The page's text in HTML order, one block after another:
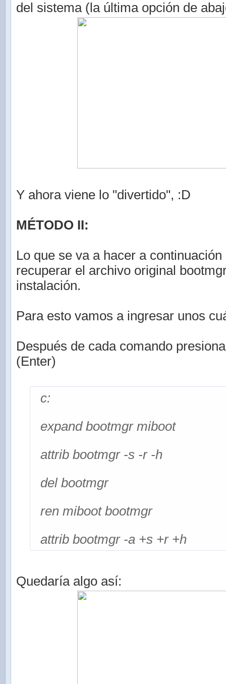
del sistema (la última opción de
Y ahora viene lo "divertido", :D
MÉTODO II:
Lo que se va a hacer a
recuperar el archivo original
instalación.
Para esto vamos a ingresar unos
Después de cada comando
(Enter)
c:
expand bootmgr miboot
attrib bootmgr -s -r -h
del bootmgr
ren miboot bootmgr
attrib bootmgr -a +s +r +h
Quedaría algo así: